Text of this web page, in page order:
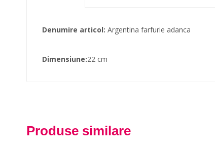
Denumire articol: Argentina farfurie adanca
Dimensiune:22 cm
Produse similare